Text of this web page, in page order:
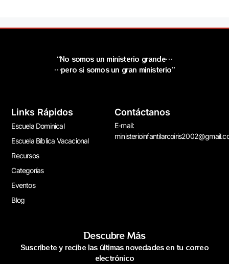
“No somos un ministerio grande…
…pero si somos un gran ministerio”
Links Rápidos
Escuela Dominical
Escuela Bíblica Vacacional
Recursos
Categorías
Eventos
Blog
Contáctanos
E-mail:
Descubre Más
Suscríbete y recibe las últimas novedades en tu correo
electrónico